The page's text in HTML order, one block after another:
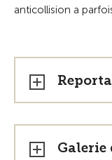
anticollision a
Galerie